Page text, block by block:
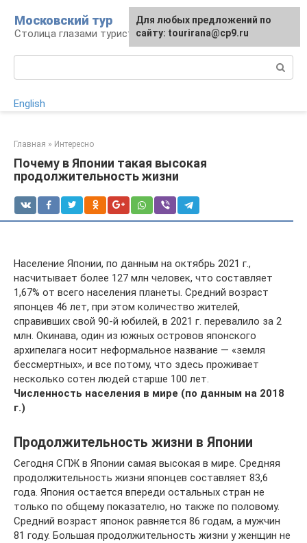
контенту
Московский тур
Столица глазами туриста
English
Главная » Интересно
Почему в Японии такая высокая
продолжительность жизни
Население Японии, по данным на октябрь 2021 г.,
насчитывает более 127 млн человек, что составляет
1,67% от всего населения планеты. Средний возраст
японцев 46 лет, при этом количество жителей,
справивших свой 90-й юбилей, в 2021 г. перевалило за 2
млн. Окинава, один из южных островов японского
архипелага носит неформальное название — «земля
бессмертных», и все потому, что здесь проживает
несколько сотен людей старше 100 лет.
Численность населения в мире (по данным на 2018
г.)
Продолжительность жизни в Японии
Сегодня СПЖ в Японии самая высокая в мире. Средняя
продолжительность жизни японцев составляет 83,6
года. Япония остается впереди остальных стран не
только по общему показателю, но также по половому.
Средний возраст японок равняется 86 годам, а мужчин
81 году. Большая продолжительность жизни у женщин не
Для любых предложений по
сайту: tourirana@cp9.ru